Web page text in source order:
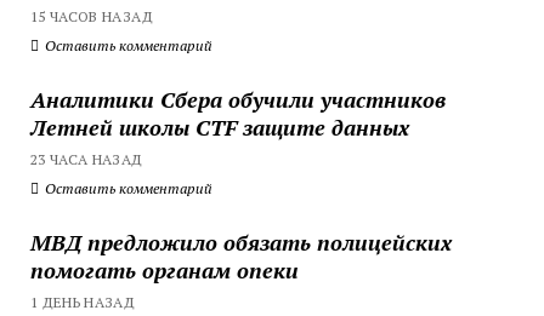
15 ЧАСОВ НАЗАД
Оставить комментарий
Аналитики Сбера обучили участников
Летней школы CTF защите данных
23 ЧАСА НАЗАД
Оставить комментарий
МВД предложило обязать полицейских
помогать органам опеки
1 ДЕНЬ НАЗАД